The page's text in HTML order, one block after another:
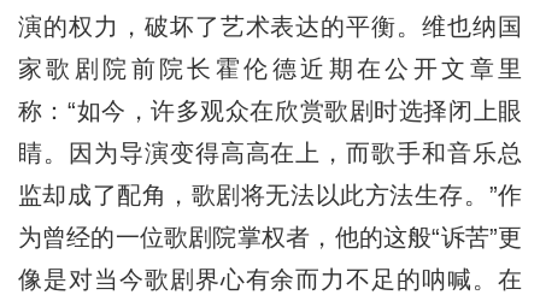
演的权力，破坏了艺术表达的平衡。维也纳国
家歌剧院前院长霍伦德近期在公开文章里
称：“如今，许多观众在欣赏歌剧时选择闭上眼
睛。因为导演变得高高在上，而歌手和音乐总
监却成了配角，歌剧将无法以此方法生存。”作
为曾经的一位歌剧院掌权者，他的这般“诉苦”更
像是对当今歌剧界心有余而力不足的呐喊。在